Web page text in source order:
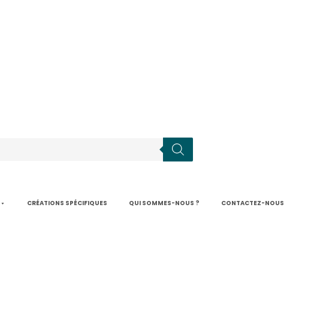
CRÉATIONS SPÉCIFIQUES QUI SOMMES-NOUS ? CONTACTEZ-NOUS